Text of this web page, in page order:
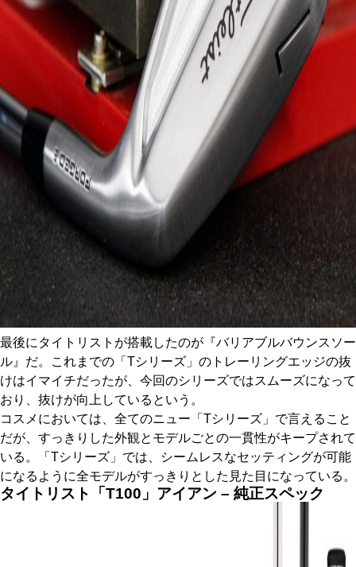
最後にタイトリストが搭載したのが『バリアブルバウンスソー
ル』だ。これまでの「Tシリーズ」のトレーリングエッジの抜
けはイマイチだったが、今回のシリーズではスムーズになって
おり、抜けが向上しているという。
コスメにおいては、全てのニュー「Tシリーズ」で言えること
だが、すっきりした外観とモデルごとの一貫性がキープされて
いる。「Tシリーズ」では、シームレスなセッティングが可能
になるように全モデルがすっきりとした見た目になっている。
タイトリスト「T100」アイアン – 純正スペック